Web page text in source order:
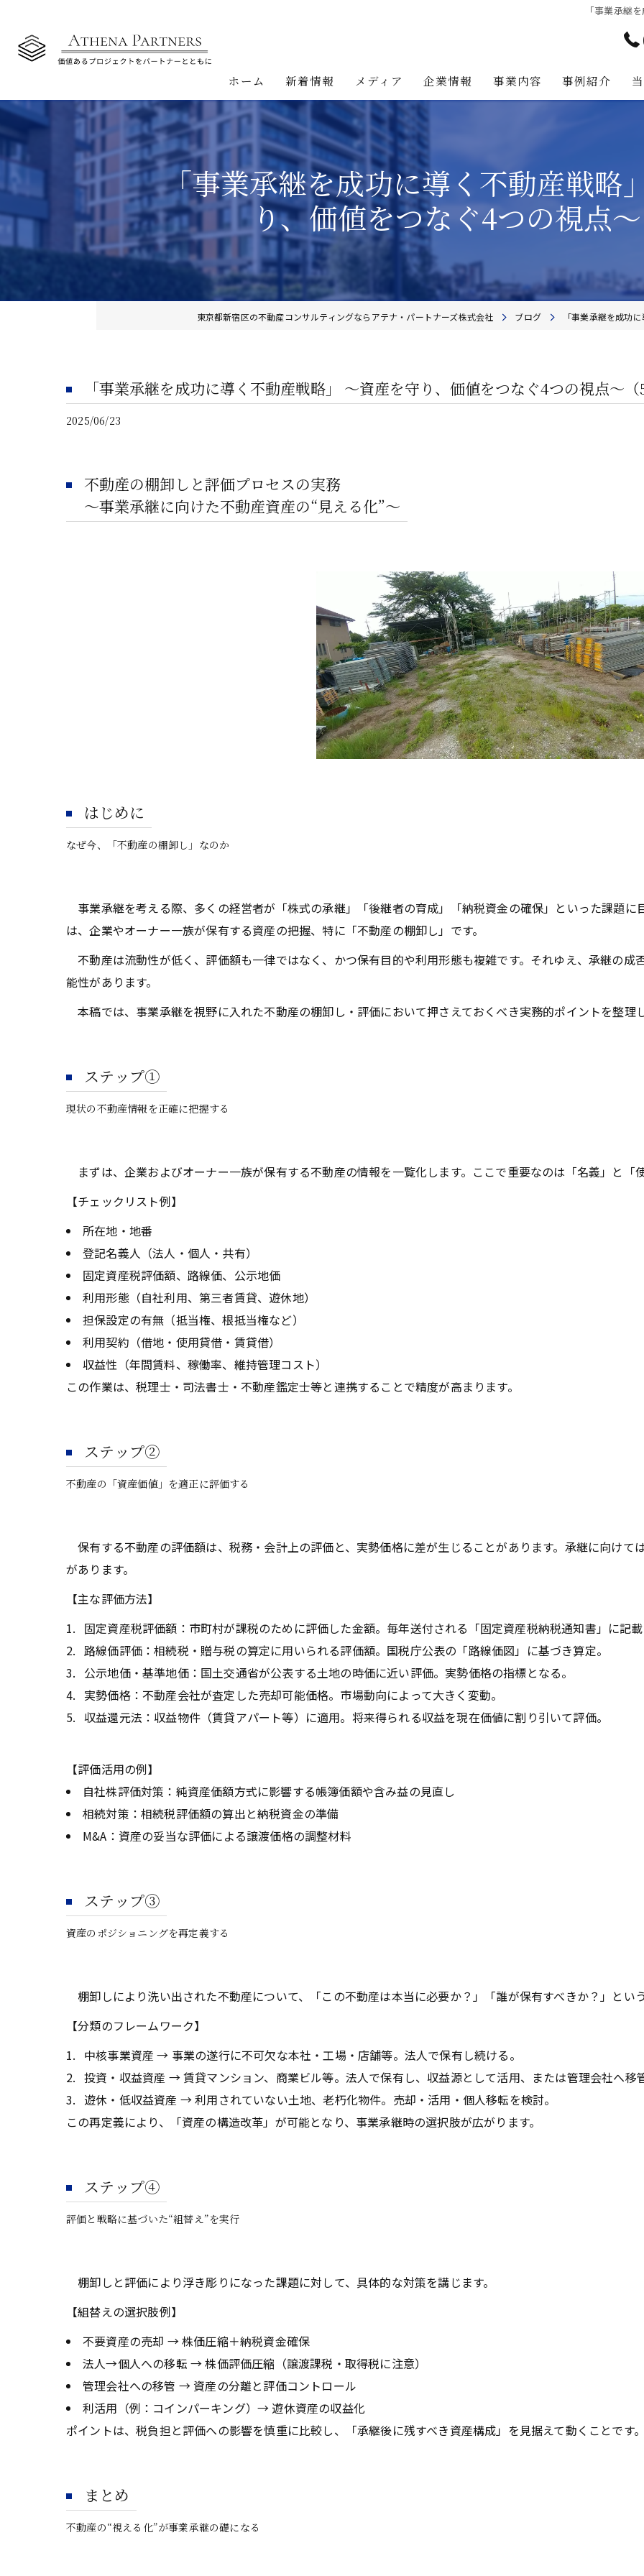
「事業承継
ホーム 新着情報 メディア 企業情報
経営理念
事業内容
不動産事業
不動産投資助言業務
地主様・資産家向けサービス
ビルオーナー向け
事例紹介
「事業承継を成功に導く不動産戦略
り、価値をつなぐ4つの視点〜
東京都新宿区の不動産コンサルティングならアテナ・パートナーズ株式会社 ブログ 「事業承継を成功
「事業承継を成功に導く不動産戦略」 〜資産を守り、価値をつなぐ4つの視点〜（5
2025/06/23
不動産の棚卸しと評価プロセスの実務
〜事業承継に向けた不動産資産の“見える化”〜
はじめに
なぜ今、「不動産の棚卸し」なのか
事業承継を考える際、多くの経営者が「株式の承継」「後継者の育成」「納税資金の確保」といった課題に
は、企業やオーナー一族が保有する資産の把握、特に「不動産の棚卸し」です。
不動産は流動性が低く、評価額も一律ではなく、かつ保有目的や利用形態も複雑です。それゆえ、承継の成
能性があります。
本稿では、事業承継を視野に入れた不動産の棚卸し・評価において押さえておくべき実務的ポイントを整理
ステップ①
現状の不動産情報を正確に把握する
まずは、企業およびオーナー一族が保有する不動産の情報を一覧化します。ここで重要なのは「名義」と「
【チェックリスト例】
所在地・地番
登記名義人（法人・個人・共有）
固定資産税評価額、路線価、公示地価
利用形態（自社利用、第三者賃貸、遊休地）
担保設定の有無（抵当権、根抵当権など）
利用契約（借地・使用貸借・賃貸借）
収益性（年間賃料、稼働率、維持管理コスト）
この作業は、税理士・司法書士・不動産鑑定士等と連携することで精度が高まります。
ステップ②
不動産の「資産価値」を適正に評価する
保有する不動産の評価額は、税務・会計上の評価と、実勢価格に差が生じることがあります。承継に向けて
があります。
【主な評価方法】
固定資産税評価額：市町村が課税のために評価した金額。毎年送付される「固定資産税納税通知書」に記載
路線価評価：相続税・贈与税の算定に用いられる評価額。国税庁公表の「路線価図」に基づき算定。
公示地価・基準地価：国土交通省が公表する土地の時価に近い評価。実勢価格の指標となる。
実勢価格：不動産会社が査定した売却可能価格。市場動向によって大きく変動。
収益還元法：収益物件（賃貸アパート等）に適用。将来得られる収益を現在価値に割り引いて評価。
【評価活用の例】
自社株評価対策：純資産価額方式に影響する帳簿価額や含み益の見直し
相続対策：相続税評価額の算出と納税資金の準備
M&A：資産の妥当な評価による譲渡価格の調整材料
ステップ③
資産のポジショニングを再定義する
棚卸しにより洗い出された不動産について、「この不動産は本当に必要か？」「誰が保有すべきか？」とい
【分類のフレームワーク】
中核事業資産 → 事業の遂行に不可欠な本社・工場・店舗等。法人で保有し続ける。
投資・収益資産 → 賃貸マンション、商業ビル等。法人で保有し、収益源として活用、または管理会社へ移
遊休・低収益資産 → 利用されていない土地、老朽化物件。売却・活用・個人移転を検討。
この再定義により、「資産の構造改革」が可能となり、事業承継時の選択肢が広がります。
ステップ④
評価と戦略に基づいた“組替え”を実行
棚卸しと評価により浮き彫りになった課題に対して、具体的な対策を講じます。
【組替えの選択肢例】
不要資産の売却 → 株価圧縮＋納税資金確保
法人→個人への移転 → 株価評価圧縮（譲渡課税・取得税に注意）
管理会社への移管 → 資産の分離と評価コントロール
利活用（例：コインパーキング）→ 遊休資産の収益化
ポイントは、税負担と評価への影響を慎重に比較し、「承継後に残すべき資産構成」を見据えて動くことです。
まとめ
不動産の“視える化”が事業承継の礎になる